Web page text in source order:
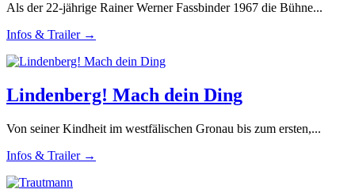
Als der 22-jährige Rainer Werner Fassbinder 1967 die Bühne...
Infos & Trailer →
Lindenberg! Mach dein Ding
Von seiner Kindheit im westfälischen Gronau bis zum ersten,...
Infos & Trailer →